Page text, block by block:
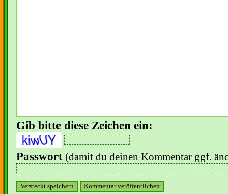
Gib bitte diese Zeichen ein:
Passwort (damit du deinen Kommentar ggf.